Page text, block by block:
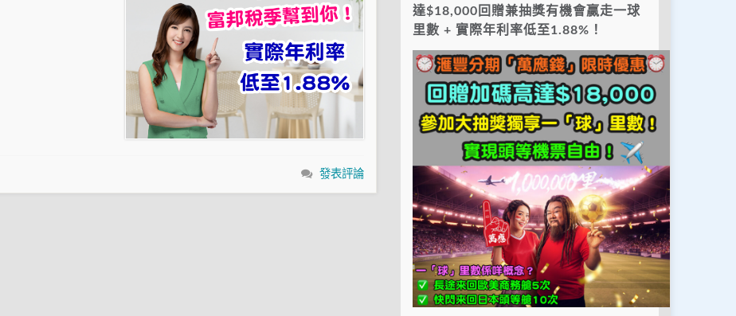
發表評論
達$18,000回贈兼抽獎有機會贏走一球
里數 + 實際年利率低至1.88%！